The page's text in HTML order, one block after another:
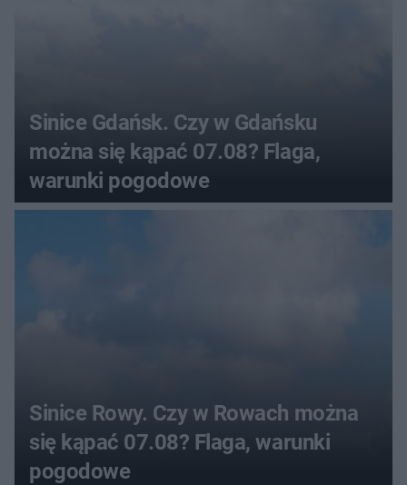
Sinice Gdańsk. Czy w Gdańsku
można się kąpać 07.08? Flaga,
warunki pogodowe
Sinice Rowy. Czy w Rowach można
się kąpać 07.08? Flaga, warunki
pogodowe